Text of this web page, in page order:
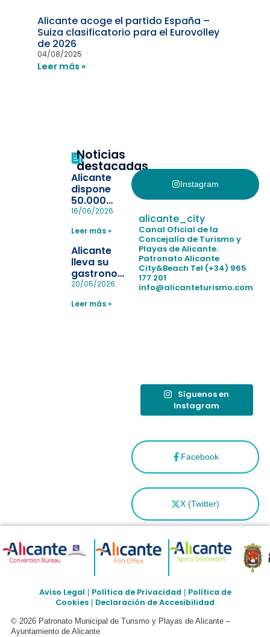
Alicante acoge el partido España –
Suiza clasificatorio para el Eurovolley
de 2026
04/08/2025
Leer más »
Noticias
destacadas
Alicante
dispone
50.000
pulseras
la
pérdida de niños
en las
playas y
realiza con
éxito un
simulacro de socorrismo
16/06/2026
Leer más »
Alicante
lleva su
gastronomía
a Madrid
reforzar el
20/05/2026
Leer más »
Instagram
Facebook
X (Twitter)
alicante_city
Canal Oficial de la
Concejalía de Turismo y
Playas de Alicante.
Patronato Alicante
City&Beach Tel (+34) 965
177 201
info@alicanteturismo.com
Síguenos en
Instagram
Aviso Legal | Política de Privacidad | Política de
Cookies | Declaración de Accesibilidad
© 2026 Patronato Municipal de Turismo y Playas de Alicante –
Ayuntamiento de Alicante